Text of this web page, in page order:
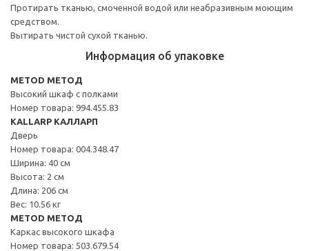
Протирать тканью, смоченной водой или неабразивным моющим
средством.
Вытирать чистой сухой тканью.
Информация об упаковке
METOD МЕТОД
Высокий шкаф с полками
Номер товара: 994.455.83
KALLARP КАЛЛАРП
Дверь
Номер товара: 004.348.47
Ширина: 40 см
Высота: 2 см
Длина: 206 см
Вес: 10.56 кг
METOD МЕТОД
Каркас высокого шкафа
Номер товара: 503.679.54